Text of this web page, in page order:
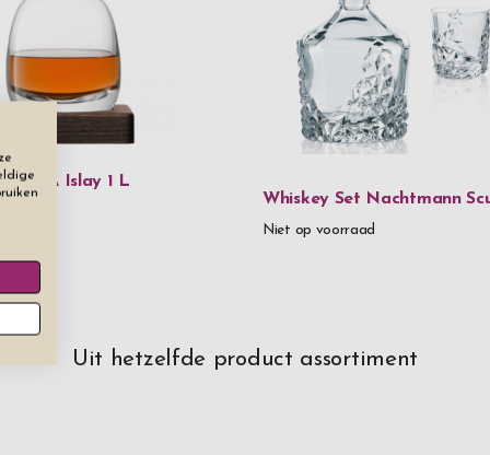
LSA Islay 1 L
Whiskey Set Nachtmann
Niet op voorraad
Uit hetzelfde product assortiment